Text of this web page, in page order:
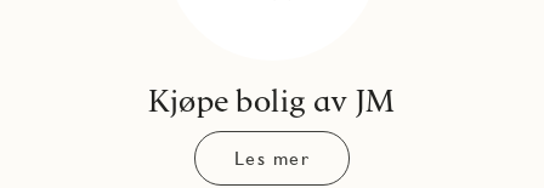
Kjøpe bolig av JM
Les mer